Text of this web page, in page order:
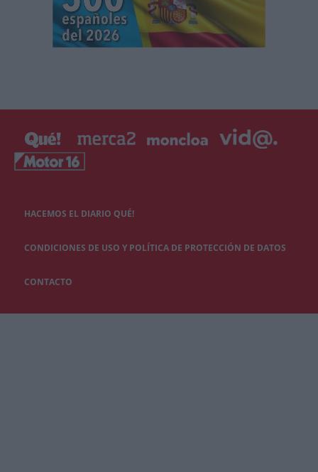
HACEMOS EL DIARIO QUÉ!
CONDICIONES DE USO Y POLÍTICA DE PROTECCIÓN DE DATOS
CONTACTO